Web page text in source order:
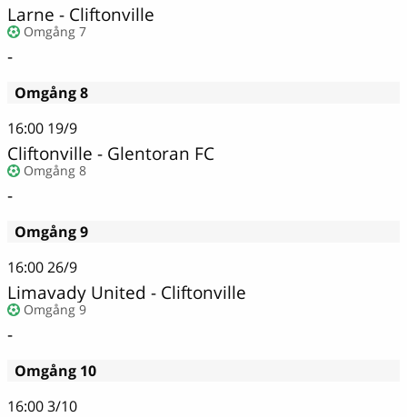
Larne - Cliftonville
Omgång 7
-
Omgång 8
16:00 19/9
Cliftonville - Glentoran FC
Omgång 8
-
Omgång 9
16:0026/9
Limavady United - Cliftonville
Omgång 9
-
Omgång 10
16:003/10